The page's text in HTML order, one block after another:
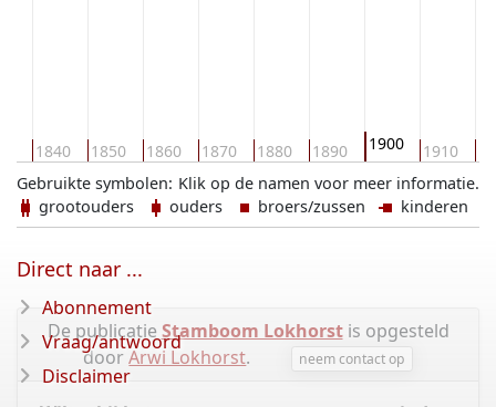
1840 1850 1860 1870 1880 1890 1900 1910
Klik op de namen voor meer informatie.
Gebruikte symbolen:
grootouders
ouders broers/zussen kinderen
De publicatie Stamboom Lokhorstis opgesteld
doorArwi Lokhorst. neem contact op
Direct naar ...
Abonnement
Vraag/antwoord
Disclaimer